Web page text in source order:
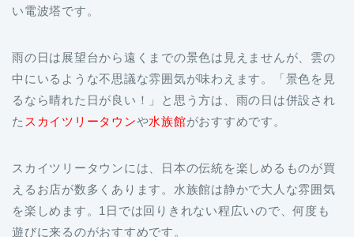
雨の日は展望台から遠くまでの景色は見えませんが、雲の
るなら晴れた日が良い！」と思う方は、雨の日は併設され
た スカイツリータウンや水族館がおすすめです。
スカイツリータウンには、日本の伝統を楽しめるものが買
を楽しめます。1日では回りきれない程広いので、何度も
遊びに来るのがおすすめです。